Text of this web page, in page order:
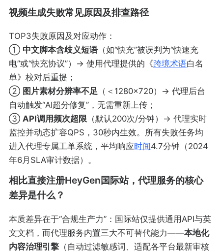
视频生成失败常见原因及排查路径
TOP3失败原因及对应动作：
① 中文脚本含歧义短语（如“快充”被误判为“快速充
电”或“快充协议”）→ 使用代理提供的《跨境术语白名
单》校对后重提；
② 图片素材分辨率不足（＜1280×720）→ 代理后台
自动触发“AI超分修复”，无需重新上传；
③ API调用频次超限（默认200次/分钟）→ 代理实时
监控并动态扩容QPS，30秒内生效。所有失败任务均
进入代理专属工单系统，平均响应时间4.7分钟（2024
年6月SLA审计数据）。
相比直接注册HeyGen国际站，代理服务的核心
差异是什么？
本质差异在于“合规生产力”：国际站仅提供通用API与英
文文档，而代理服务内置三大不可替代能力——本地化
内容治理引擎（自动过滤敏感词、适配各平台最新审核